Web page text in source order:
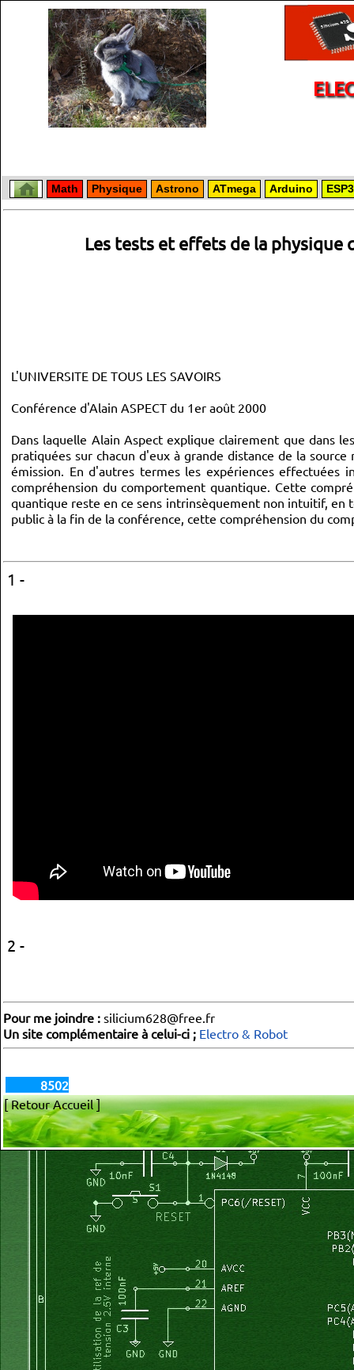
Math Physique Astrono ATmega Arduino
Les tests et effets de la physique
L'UNIVERSITE DE TOUS LES SAVOIRS
Conférence d'Alain ASPECT du 1er août 2000
Dans laquelle Alain Aspect explique clairement que dans
pratiquées sur chacun d'eux à grande distance de la
émission. En d'autres termes les expériences
compréhension du comportement quantique. Cette
quantique reste en ce sens intrinsèquement non intuitif, en
public à la fin de la conférence, cette compréhension du
1 -
2 -
Pour me joindre : silicium628@free.fr
Un site complémentaire à celui-ci ; Electro & Robot
8502
[ Retour Accueil ]